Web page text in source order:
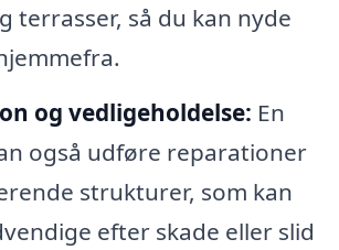
terrasser, så du kan nyde
og vedligeholdelse: En
også udføre reparationer
strukturer, som kan
efter skade eller slid